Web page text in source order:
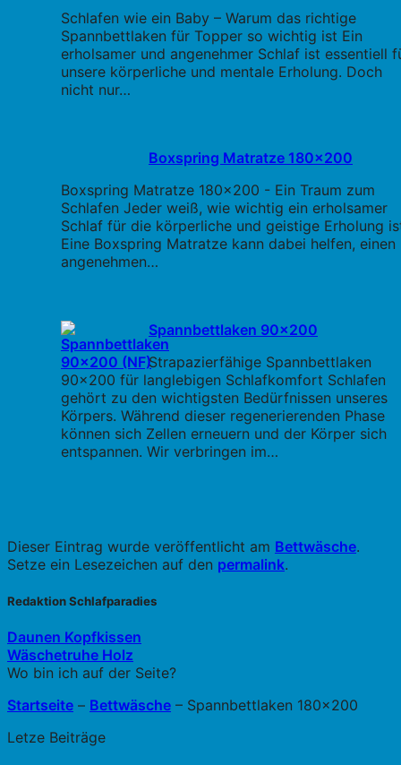
Schlafen wie ein Baby – Warum das richtige
Spannbettlaken für Topper so wichtig ist Ein
erholsamer und angenehmer Schlaf ist essentiell
unsere körperliche und mentale Erholung. Doch
nicht nur…
Boxspring Matratze 180x200
Boxspring Matratze 180x200 - Ein Traum zum
Schlafen Jeder weiß, wie wichtig ein erholsamer
Schlaf für die körperliche und geistige Erholung
Eine Boxspring Matratze kann dabei helfen, einen
angenehmen…
Spannbettlaken 90x200
Strapazierfähige Spannbettlaken
90x200 für langlebigen Schlafkomfort Schlafen
gehört zu den wichtigsten Bedürfnissen unseres
Körpers. Während dieser regenerierenden Phase
können sich Zellen erneuern und der Körper sich
entspannen. Wir verbringen im…
Dieser Eintrag wurde veröffentlicht am Bettwäsche.
Setze ein Lesezeichen auf den permalink.
Redaktion Schlafparadies
Daunen Kopfkissen
Wäschetruhe Holz
Wo bin ich auf der Seite?
Startseite – Bettwäsche – Spannbettlaken 180×200
Letze Beiträge